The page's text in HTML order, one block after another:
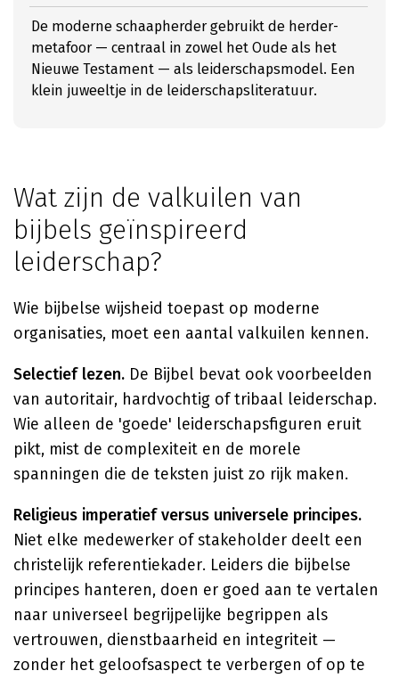
De moderne schaapherder gebruikt de herder-
metafoor — centraal in zowel het Oude als het
Nieuwe Testament — als leiderschapsmodel. Een
klein juweeltje in de leiderschapsliteratuur.
Wat zijn de valkuilen van
bijbels geïnspireerd
leiderschap?
Wie bijbelse wijsheid toepast op moderne
organisaties, moet een aantal valkuilen kennen.
Selectief lezen. De Bijbel bevat ook voorbeelden
van autoritair, hardvochtig of tribaal leiderschap.
Wie alleen de 'goede' leiderschapsfiguren eruit
pikt, mist de complexiteit en de morele
spanningen die de teksten juist zo rijk maken.
Religieus imperatief versus universele principes.
Niet elke medewerker of stakeholder deelt een
christelijk referentiekader. Leiders die bijbelse
principes hanteren, doen er goed aan te vertalen
naar universeel begrijpelijke begrippen als
vertrouwen, dienstbaarheid en integriteit —
zonder het geloofsaspect te verbergen of op te